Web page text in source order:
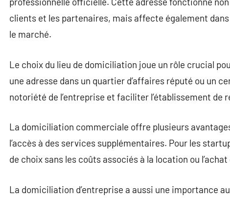
clients et les partenaires, mais affecte également
le marché.
Le choix du lieu de domiciliation joue un rôle crucial
une adresse dans un quartier d’affaires réputé ou un
notoriété de l’entreprise et faciliter l’établissement de
La domiciliation commerciale offre plusieurs
l’accès à des services supplémentaires. Pour les
de choix sans les coûts associés à la location ou
La domiciliation d’entreprise a aussi une importance